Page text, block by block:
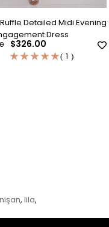
Blue Polka Dot Midi
Dress
$326.00
nişan, lila,